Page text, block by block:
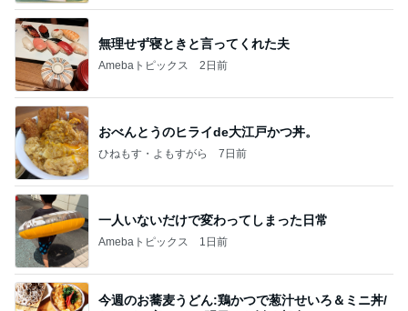
無理せず寝ときと言ってくれた夫
Amebaトピックス 2日前
おべんとうのヒライde大江戸かつ丼。
ひねもす・よもすがら 7日前
一人いないだけで変わってしまった日常
Amebaトピックス 1日前
今週のお蕎麦うどん:鶏かつで葱汁せいろ＆ミニ丼/